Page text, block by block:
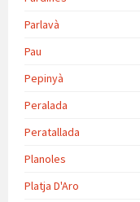
Parlavà
Pau
Pepinyà
Peralada
Peratallada
Planoles
Platja D'Aro